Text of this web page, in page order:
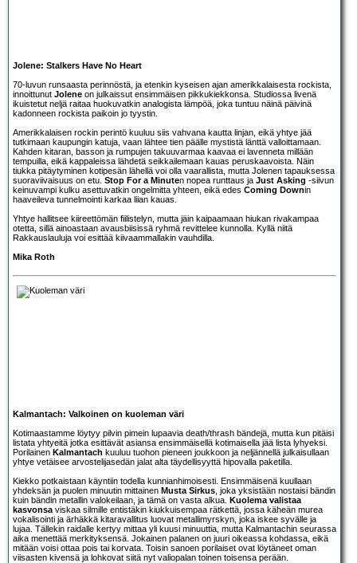
Jolene: Stalkers Have No Heart
70-luvun runsaasta perinnöstä, ja etenkin kyseisen ajan amerikkalaisesta rockista,
innoittunut Jolene on julkaissut ensimmäisen pikkukiekkonsa. Studiossa livenä
ikuistetut neljä raitaa huokuvatkin analogista lämpöä, joka tuntuu näinä päivinä
kadonneen rockista paikoin jo tyystin.
Amerikkalaisen rockin perintö kuuluu siis vahvana kautta linjan, eikä yhtye jää
tutkimaan kaupungin katuja, vaan lähtee tien päälle mystistä länttä valloittamaan.
Kahden kitaran, basson ja rumpujen takuuvarmaa kaavaa ei lavenneta millään
tempuilla, eikä kappaleissa lähdetä seikkailemaan kauas peruskaavoista. Näin
tiukka pitäytyminen kotipesän lähellä voi olla vaarallista, mutta Jolenen tapauksessa
suoraviivaisuus on etu. Stop For a Minuten nopea runttaus ja Just Asking -siivun
keinuvampi kulku asettuvatkin ongelmitta yhteen, eikä edes Coming Downin
haaveileva tunnelmointi karkaa liian kauas.
Yhtye hallitsee kiireettömän fiilistelyn, mutta jäin kaipaamaan hiukan rivakampaa
otetta, sillä ainoastaan avausbiisissä ryhmä revittelee kunnolla. Kyllä niitä
Rakkauslauluja voi esittää kiivaammallakin vauhdilla.
Mika Roth
Kalmantach: Valkoinen on kuoleman väri
Kotimaastamme löytyy pilvin pimein lupaavia death/thrash bändejä, mutta kun pitäisi
listata yhtyeitä jotka esittävät asiansa ensimmäisellä kotimaisella jää lista lyhyeksi.
Porilainen Kalmantach kuuluu tuohon pieneen joukkoon ja neljännellä julkaisullaan
yhtye vetäisee arvostelijasedän jalat alta täydellisyyttä hipovalla paketilla.
Kiekko potkaistaan käyntiin todella kunnianhimoisesti. Ensimmäisenä kuullaan
yhdeksän ja puolen minuutin mittainen Musta Sirkus , joka yksistään nostaisi bändin
kuin bändin metallin valokeilaan, ja tämä on vasta alkua. Kuolema valistaa
kasvonsa viskaa silmille entistäkin kiukkuisempaa rätkettä, jossa käheän murea
vokalisointi ja ärhäkkä kitaravallitus luovat metallimyrskyn, joka iskee syvälle ja
lujaa. Tällekin raidalle kertyy mittaa yli kuusi minuuttia, mutta Kalmantachin seurassa
aika menettää merkityksensä. Jokainen palanen on juuri oikeassa kohdassa, eikä
mitään voisi ottaa pois tai korvata. Toisin sanoen porilaiset ovat löytäneet oman
viisasten kivensä ja lohkovat siitä nyt valiopalan toinen toisensa perään.